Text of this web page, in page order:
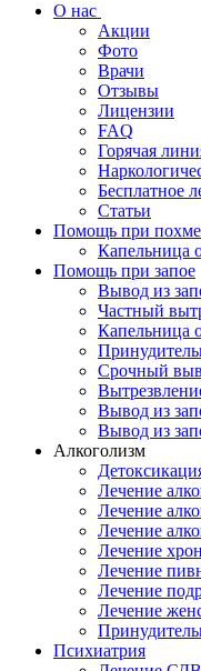
О нас
Акции
Фото
Врачи
Отзывы
Лицензии
FAQ
Горячая
Бесплатное
Статьи
Помощь при
Капельница
Помощь при запое
Вывод из
Частный
Капельница
Срочный
Вывод из
Вывод из
Алкоголизм
Лечение
Лечение
Лечение
Лечение
Лечение
Лечение
Лечение
Психиатрия